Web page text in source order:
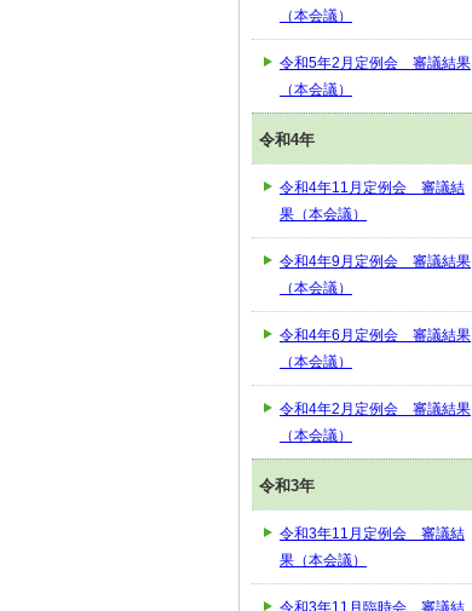
（本会議）
令和5年2月定例会 審議結果
（本会議）
令和4年
令和4年11月定例会 審議結
果（本会議）
令和4年9月定例会 審議結果
（本会議）
令和4年6月定例会 審議結果
（本会議）
令和4年2月定例会 審議結果
（本会議）
令和3年
令和3年11月定例会 審議結
果（本会議）
令和3年11月臨時会 審議結